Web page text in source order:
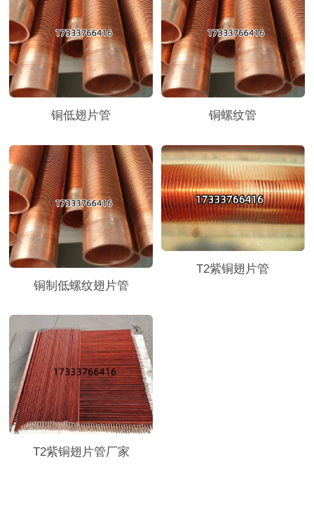
铜低翅片管 铜螺纹管
铜制低螺纹翅片管
T2紫铜翅片管
T2紫铜翅片管厂家